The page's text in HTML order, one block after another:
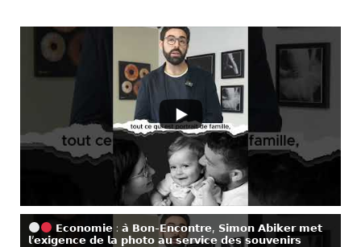
𝗘𝗰𝗼𝗻𝗼𝗺𝗶𝗲 : 𝗮̀ 𝗕𝗼𝗻-𝗘𝗻𝗰𝗼𝗻𝘁𝗿𝗲, 𝗦𝗶𝗺𝗼𝗻 𝗔𝗯𝗶𝗸𝗲𝗿 𝗺𝗲𝘁
𝗹’𝗲𝘅𝗶𝗴𝗲𝗻𝗰𝗲 𝗱𝗲 𝗹𝗮 𝗽𝗵𝗼𝘁𝗼 𝗮𝘂 𝘀𝗲𝗿𝘃𝗶𝗰𝗲 𝗱𝗲𝘀 𝘀𝗼𝘂𝘃𝗲𝗻𝗶𝗿𝘀